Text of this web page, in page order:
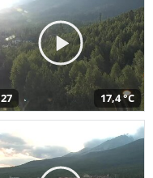
17,4 °C